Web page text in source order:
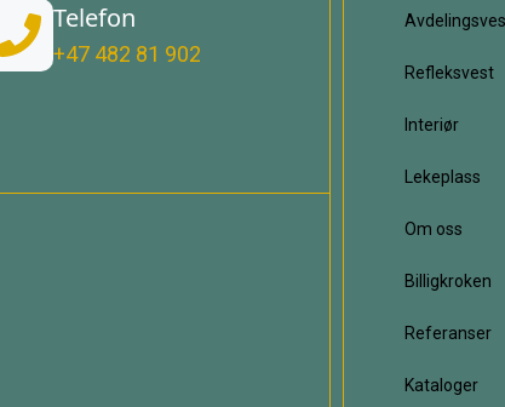
Telefon
+47 482 81 902
Refleksvest
Interiør
Lekeplass
Om oss
Billigkroken
Referanser
Kataloger